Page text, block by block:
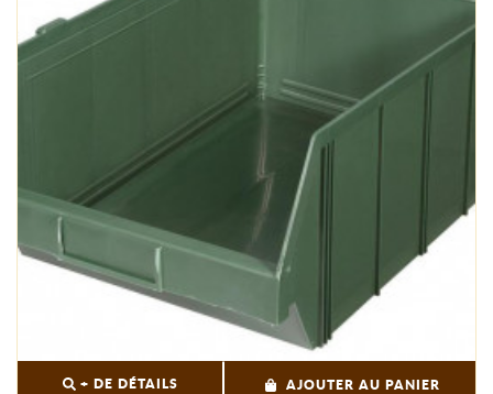
+ DE DÉTAILS AJOUTER AU PANIER